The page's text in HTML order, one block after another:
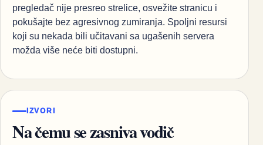
pregledač nije presreo strelice, osvežite stranicu i
pokušajte bez agresivnog zumiranja. Spoljni resursi
koji su nekada bili učitavani sa ugašenih servera
možda više neće biti dostupni.
IZVORI
Na čemu se zasniva vodič